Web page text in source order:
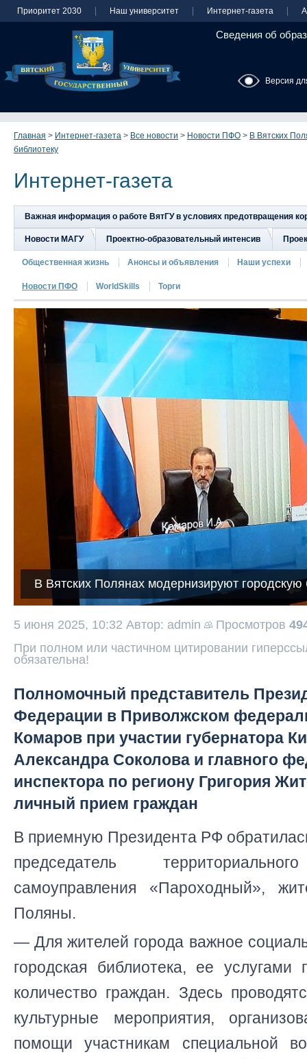
Приоритет 2030 Наш университет Интернет-газета
Сведения об
Версия
Главная > Интернет-газета > Все новости > Новости ПФО > В Вятских
библиотеку
Интернет-газета
Важная информация о работе ВятГУ в условиях предотвращения
Новости МАГУ Проектно-образовательный интенсив
Общественная жизнь Анонсы и объявления Наши успехи
Новости ПФО WorldSkills Торги
В Вятских Полянах модернизируют городскую
5 июня 2025, 10:32 Автор: admin Просмотров
При полном или частичном цитировании
обязательна!
Полномочный представитель
Федерации в Приволжском
Комаров при участии губернатора
Александра Соколова и главного
инспектора по региону Григория
личный прием граждан
В приемную Президента РФ
председатель
самоуправления «Пароходный»,
Поляны.
— Для жителей города важное
городская библиотека, ее услугами
количество граждан. Здесь
культурные мероприятия,
помощи участникам специальной